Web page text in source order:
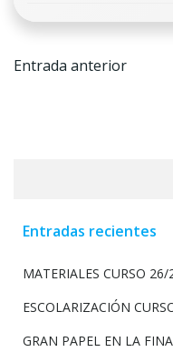
Entrada anterior
Entradas recientes
MATERIALES CURSO 26/
ESCOLARIZACIÓN
GRAN PAPEL EN LA